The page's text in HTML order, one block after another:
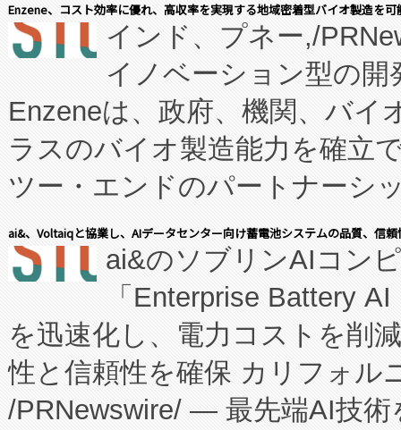
Enzene、コスト効率に優れ、高収率を実現する地域密着型バイオ製造を
インド、プネー,/
イノベーション型の
Enzeneは、政府、機関、バイ
ラスのバイオ製造能力を確立
ツー・エンドのパートナーシ
表しました。 同社の実績ある
manufacturing™ (FCCM™) プ
たNeXは、バイオ医薬品製造
従来のフェッドバッチ施設の
に、患者やサプライチェーン
キー方式で拡張性が高く、持
ai&、Voltaiqと協業し、AIデータセンター向け蓄電池システムの品質、信
ai&のソブリンAIコン
「Enterprise Battery
を迅速化し、電力コストを削
性と信頼性を確保 カリフォル
/PRNewswire/ — 最先端AI技術